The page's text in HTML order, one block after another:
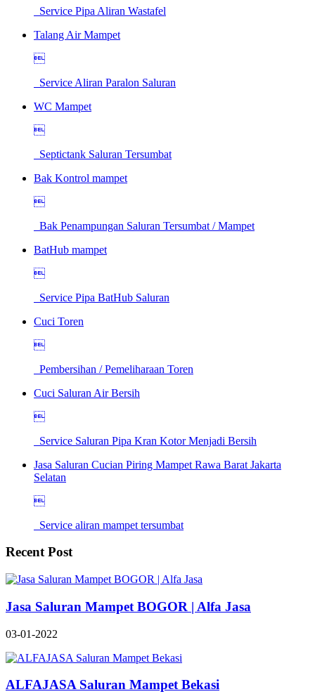
Service Pipa Aliran Wastafel
Talang Air Mampet

Service Aliran Paralon Saluran
WC Mampet

Septictank Saluran Tersumbat
Bak Kontrol mampet

Bak Penampungan Saluran Tersumbat / Mampet
BatHub mampet

Service Pipa BatHub Saluran
Cuci Toren

Pembersihan / Pemeliharaan Toren
Cuci Saluran Air Bersih

Service Saluran Pipa Kran Kotor Menjadi Bersih
Jasa Saluran Cucian Piring Mampet Rawa Barat Jakarta
Selatan

Service aliran mampet tersumbat
Recent Post
Jasa Saluran Mampet BOGOR | Alfa Jasa
03-01-2022
ALFAJASA Saluran Mampet Bekasi